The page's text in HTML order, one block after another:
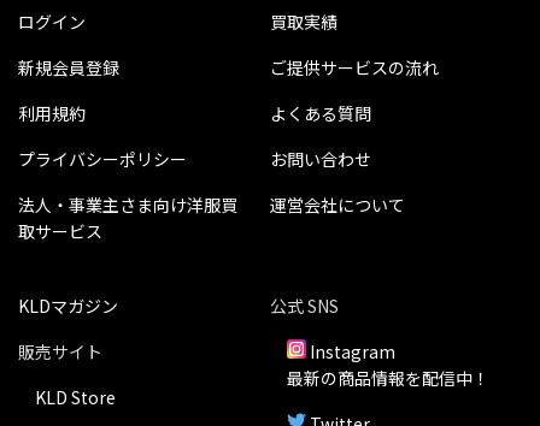
ログイン
新規会員登録
利用規約
プライバシーポリシー
法人・事業主さま向け洋服買
取サービス
買取実績
ご提供サービスの流れ
よくある質問
お問い合わせ
運営会社について
KLDマガジン
販売サイト
KLD Store
公式 SNS
Instagram
最新の商品情報を配信中！